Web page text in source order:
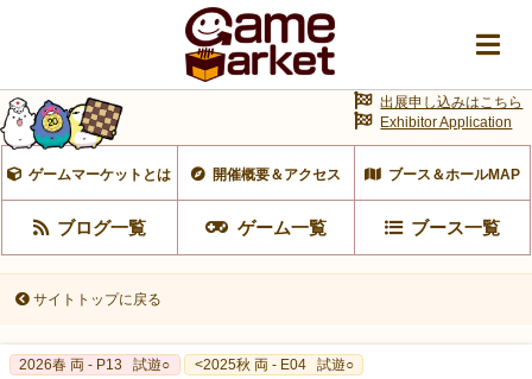
ゲームマーケットとは 開催概要＆アクセス ブース＆ホールMAP
ブログ一覧 ゲーム一覧 ブース一覧
出展申し込みはこちら
Exhibitor Application
サイトトップに戻る
2026春 両 - P13 試遊○ <2025秋 両 - E04 試遊○